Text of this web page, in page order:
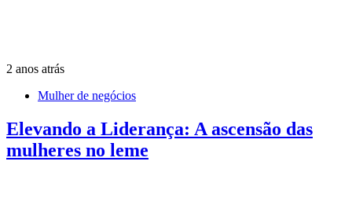
2 anos atrás
Mulher de negócios
Elevando a Liderança: A ascensão das
mulheres no leme